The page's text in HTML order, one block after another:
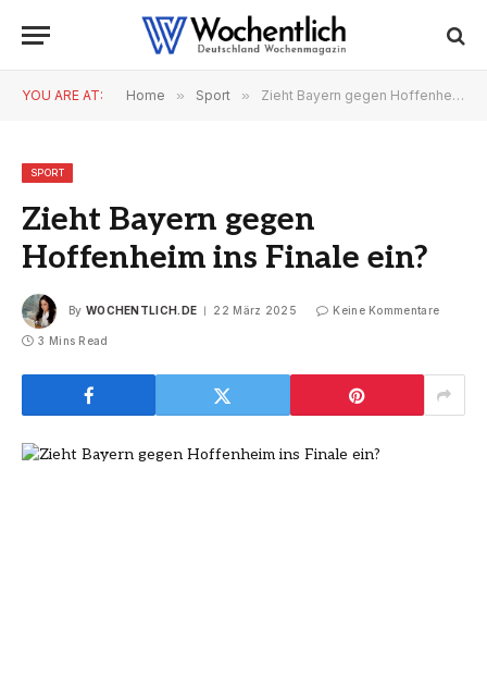
YOU ARE AT: Home » Sport » Zieht Bayern gegen Hoffenheim ins Finale ein?
SPORT
Zieht Bayern gegen
Hoffenheim ins Finale ein?
By WOCHENTLICH.DE 22 März 2025 Keine Kommentare
3 Mins Read